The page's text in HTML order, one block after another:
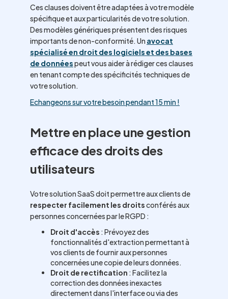
Ces clauses doivent être adaptées à votre modèle
spécifique et aux particularités de votre solution.
Des modèles génériques présentent des risques
importants de non-conformité. Un avocat
spécialisé en droit des logiciels et des bases
de donnéespeut vous aider à rédiger ces clauses
en tenant compte des spécificités techniques de
votre solution.
Echangeons sur votre besoin pendant 15 min !
Mettre en place une gestion
efficace des droits des
utilisateurs
Votre solution SaaS doit permettre aux clients de
respecter facilement les droitsconférés aux
personnes concernées par le RGPD :
Droit d'accès : Prévoyez des
fonctionnalités d'extraction permettant à
vos clients de fournir aux personnes
concernées une copie de leurs données.
Droit de rectification : Facilitez la
correction des données inexactes
directement dans l'interface ou via des